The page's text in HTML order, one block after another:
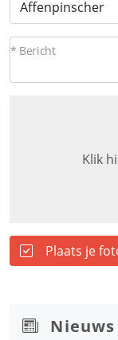
* Bericht
Klik
Plaats je
Nieuws